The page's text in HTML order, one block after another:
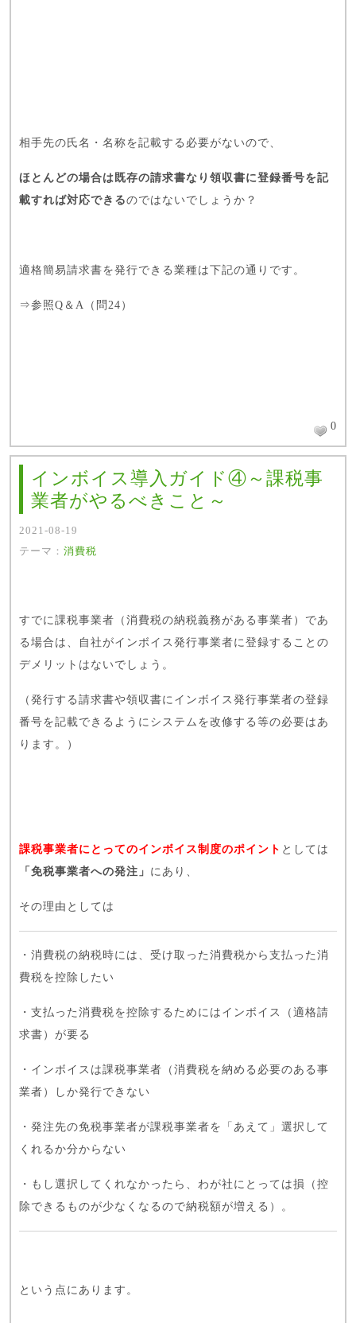
相手先の氏名・名称を記載する必要がないので、
ほとんどの場合は既存の請求書なり領収書に登録番号を記
載すれば対応できるのではないでしょうか？
適格簡易請求書を発行できる業種は下記の通りです。
⇒参照Q＆A（問24）
0
インボイス導入ガイド④～課税事
業者がやるべきこと～
2021-08-19
テーマ： 消費税
すでに課税事業者（消費税の納税義務がある事業者）であ
る場合は、自社がインボイス発行事業者に登録することの
デメリットはないでしょう。
（発行する請求書や領収書にインボイス発行事業者の登録
番号を記載できるようにシステムを改修する等の必要はあ
ります。）
課税事業者にとってのインボイス制度のポイント としては
「免税事業者への発注」 にあり、
その理由としては
・消費税の納税時には、受け取った消費税から支払った消
費税を控除したい
・支払った消費税を控除するためにはインボイス（適格請
求書）が要る
・インボイスは課税事業者（消費税を納める必要のある事
業者）しか発行できない
・発注先の免税事業者が課税事業者を「あえて」選択して
くれるか分からない
・もし選択してくれなかったら、わが社にとっては損（控
除できるものが少なくなるので納税額が増える）。
という点にあります。